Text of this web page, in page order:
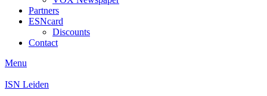
Partners
ESNcard
Discounts
Contact
Menu
ISN Leiden